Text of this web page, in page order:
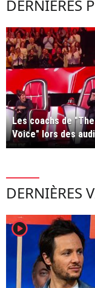
DERNIÈRES
Les coachs de "The
Voice" lors des
à l'aveugle.
DERNIÈRES
player2